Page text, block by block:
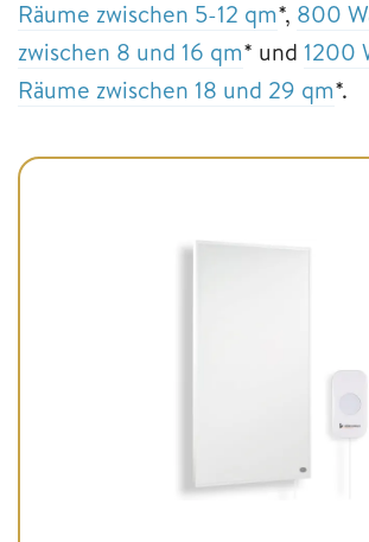
Räume zwischen 5-12 qm*, 800
zwischen 8 und 16 qm* und 1200
Räume zwischen 18 und 29 qm*.